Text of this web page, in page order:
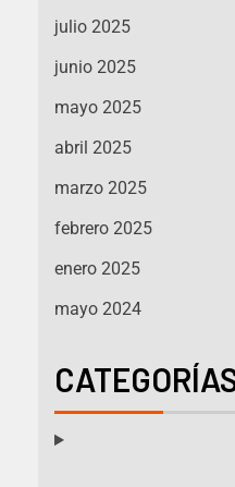
julio 2025
junio 2025
mayo 2025
abril 2025
marzo 2025
febrero 2025
enero 2025
mayo 2024